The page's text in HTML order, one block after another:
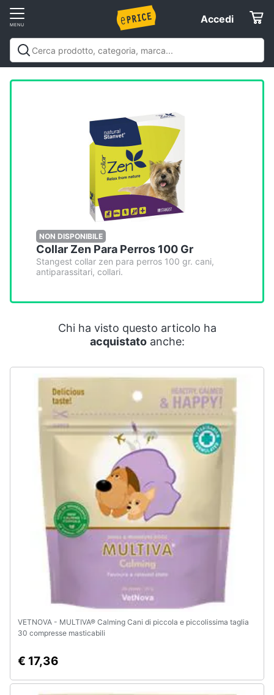
Accedi
Accedi
NON DISPONIBILE
Collar Zen Para Perros 100 Gr
Stangest collar zen para perros 100 gr. cani,
antiparassitari, collari.
Chi ha visto questo articolo ha
acquistatoanche:
VETNOVA - MULTIVA® Calming Cani di piccola e piccolissima taglia
30 compresse masticabili
€ 17,36